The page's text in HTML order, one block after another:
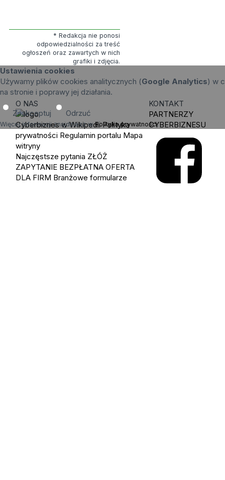
* Redakcja nie ponosi
odpowiedzialności za treść
ogłoszeń oraz zawartych w nich
grafiki i zdjęcia.
Ustawienia cookies
Używamy plików cookies analitycznych (Google Analytics) w
na stronie i poprawy jej działania.
Zaakceptuj Odrzuć
Więcej informacji znajdziesz wPolityka prywatności.
O NAS
Cyberbiznes w Wikipedii Polityka
prywatności Regulamin portalu Mapa
witryny
Najczęstsze pytania ZŁÓŻ
ZAPYTANIE BEZPŁATNA OFERTA
DLA FIRM Branżowe formularze
KONTAKT
PARTNERZY
CYBERBIZNESU